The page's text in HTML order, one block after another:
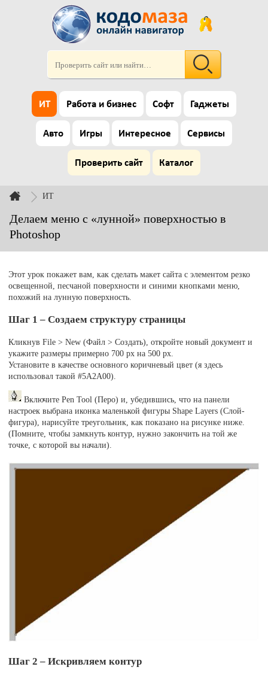
ИТ Работа и бизнес Софт Гаджеты
Авто Игры Интересное Сервисы
Проверить сайт Каталог
ИТ
Делаем меню с «лунной» поверхностью в
Photoshop
Этот урок покажет вам, как сделать макет сайта с элементом резко
освещенной, песчаной поверхности и синими кнопками меню,
похожий на лунную поверхность.
Шаг 1 – Создаем структуру страницы
Кликнув File > New (Файл > Создать), откройте новый документ и
укажите размеры примерно 700 рх на 500 рх.
Установите в качестве основного коричневый цвет (я здесь
использовал такой #5A2A00).
Включите Pen Tool (Перо) и, убедившись, что на панели
настроек выбрана иконка маленькой фигуры Shape Layers (Слой-
фигура), нарисуйте треугольник, как показано на рисунке ниже.
(Помните, чтобы замкнуть контур, нужно закончить на той же
точке, с которой вы начали).
Шаг 2 – Искривляем контур